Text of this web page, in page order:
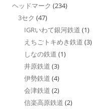
ヘッドマーク (234)
3セク (47)
IGRいわて銀河鉄道 (1)
えちごトキめき鉄道 (3)
しなの鉄道 (1)
井原鉄道 (3)
伊勢鉄道 (4)
会津鉄道 (2)
信楽高原鉄道 (2)